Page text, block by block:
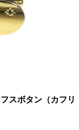
スボタン（カフリ